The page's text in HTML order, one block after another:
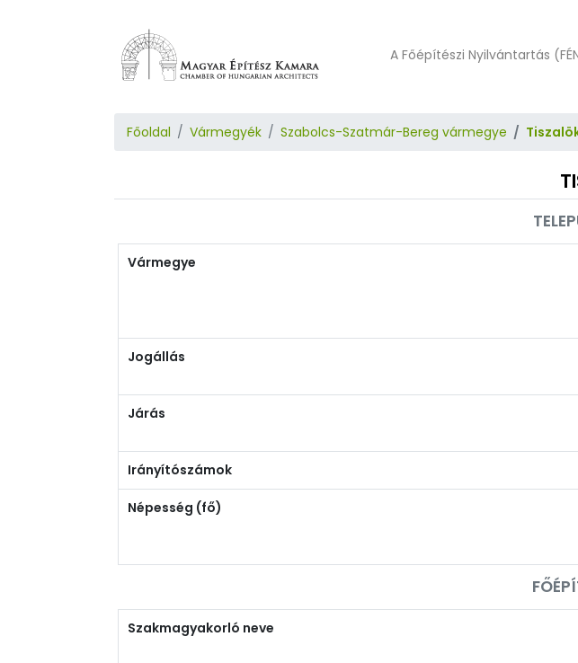
A Főépítészi Nyilvántartás
Főoldal Vármegyék Szabolcs-Szatmár-Bereg vármegye
Vármegye
Jogállás
Járás
Irányítószámok
Népesség (fő)
Szakmagyakorló neve